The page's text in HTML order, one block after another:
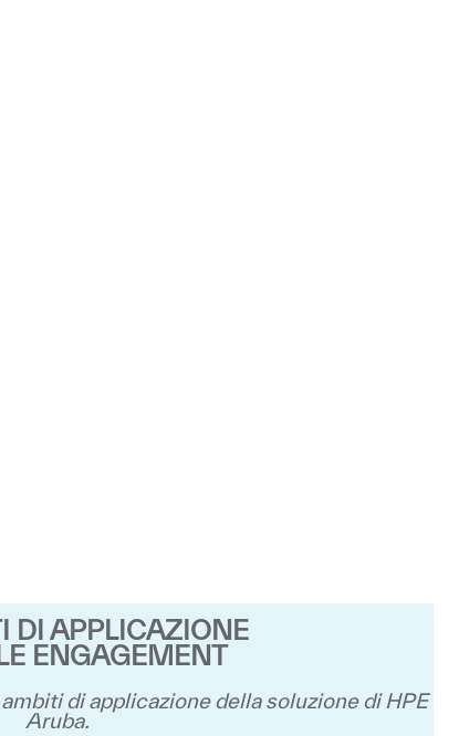
DI APPLICAZIONE
ENGAGEMENT
di applicazione della soluzione di HPE
Aruba.